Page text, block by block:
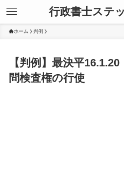
行政書士ステ
ホーム 判例
【判例】最決平
問検査権の行使